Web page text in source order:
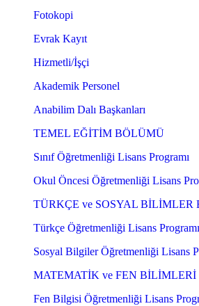
Fotokopi
Evrak Kayıt
Hizmetli/İşçi
Akademik Personel
Anabilim Dalı Başkanları
TEMEL EĞİTİM BÖLÜMÜ
Sınıf Öğretmenliği Lisans Programı
Okul Öncesi Öğretmenliği Lisans
TÜRKÇE ve SOSYAL
Türkçe Öğretmenliği Lisans Programı
Sosyal Bilgiler Öğretmenliği Lisans
MATEMATİK ve FEN
Fen Bilgisi Öğretmenliği Lisans